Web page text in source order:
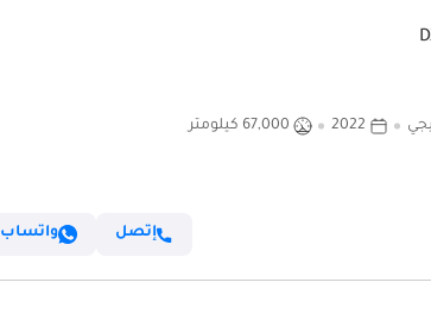
2022 67,000 كيلومتر
إتصل واتساب